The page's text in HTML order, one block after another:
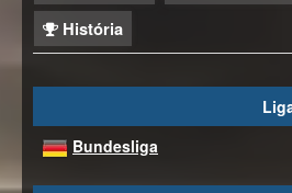
História
Bundesliga